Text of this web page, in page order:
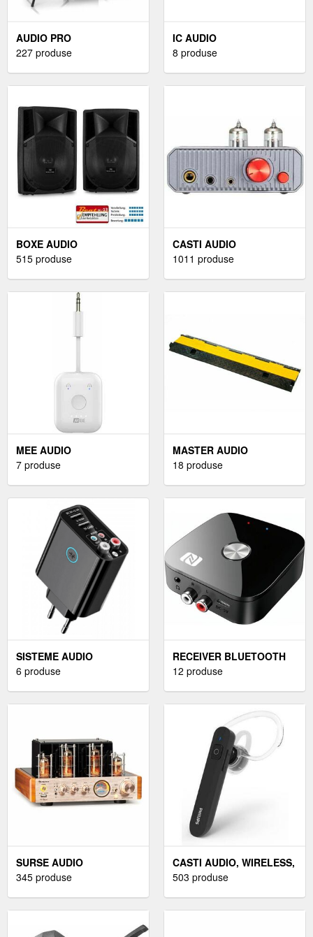
AUDIO PRO
227 produse
IC AUDIO
8 produse
BOXE AUDIO
515 produse
CASTI AUDIO
1011 produse
MEE AUDIO
7 produse
MASTER AUDIO
18 produse
SISTEME AUDIO
WIRELESS
6 produse
RECEIVER BLUETOOTH
AUDIO
12 produse
SURSE AUDIO
345 produse
CASTI AUDIO, WIRELESS,
BLUETOOTH
503 produse